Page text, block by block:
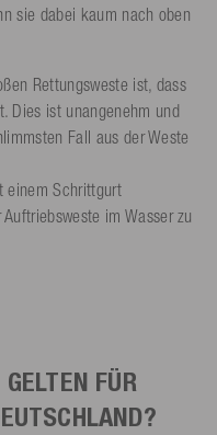
sie dabei kaum nach oben
Rettungsweste ist, dass
Dies ist unangenehm und
Fall aus der Weste
einem Schrittgurt
im Wasser zu
FÜR